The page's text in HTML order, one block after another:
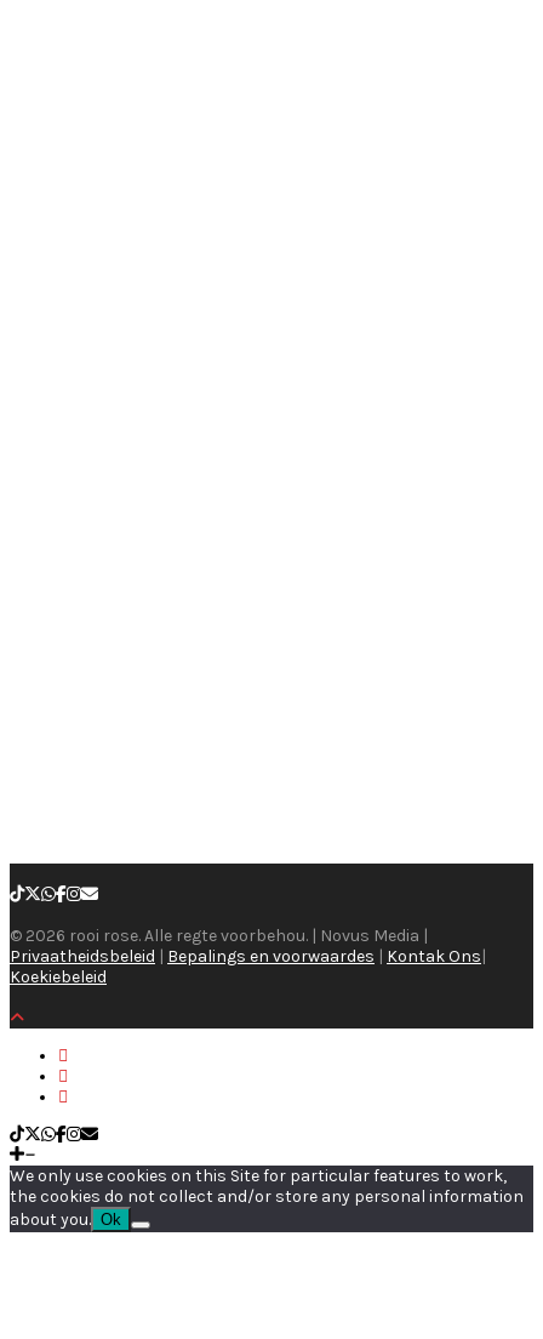
© 2026 rooi rose. Alle regte voorbehou. | Novus Media |
Privaatheidsbeleid | Bepalings en voorwaardes | Kontak Ons|
Koekiebeleid
We only use cookies on this Site for particular features to work,
the cookies do not collect and/or store any personal information
about you. Ok